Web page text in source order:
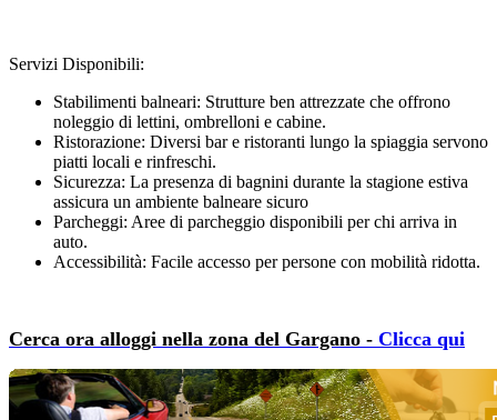
Servizi Disponibili:
Stabilimenti balneari: Strutture ben attrezzate che offrono
noleggio di lettini, ombrelloni e cabine.
Ristorazione: Diversi bar e ristoranti lungo la spiaggia servono
piatti locali e rinfreschi.
Sicurezza: La presenza di bagnini durante la stagione estiva
assicura un ambiente balneare sicuro
Parcheggi: Aree di parcheggio disponibili per chi arriva in
auto.
Accessibilità: Facile accesso per persone con mobilità ridotta.
Cerca ora alloggi nella zona del Gargano - Clicca qui